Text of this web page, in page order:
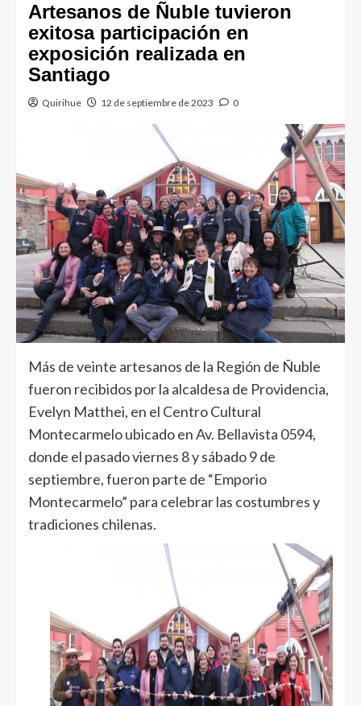
Artesanos de Ñuble tuvieron
exitosa participación en
exposición realizada en
Santiago
Quirihue 12 de septiembre de 2023 0
Más de veinte artesanos de la Región de Ñuble
fueron recibidos por la alcaldesa de Providencia,
Evelyn Matthei, en el Centro Cultural
Montecarmelo ubicado en Av. Bellavista 0594,
donde el pasado viernes 8 y sábado 9 de
septiembre, fueron parte de “Emporio
Montecarmelo” para celebrar las costumbres y
tradiciones chilenas.